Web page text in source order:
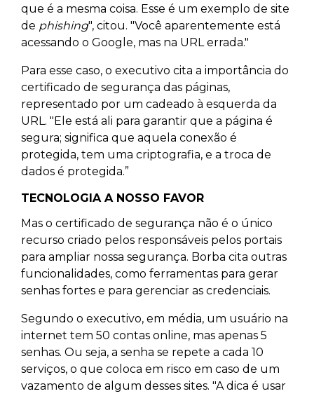
que é a mesma coisa. Esse é um exemplo de site
de phishing", citou. "Você aparentemente está
acessando o Google, mas na URL errada."
Para esse caso, o executivo cita a importância do
certificado de segurança das páginas,
representado por um cadeado à esquerda da
URL. "Ele está ali para garantir que a página é
segura; significa que aquela conexão é
protegida, tem uma criptografia, e a troca de
dados é protegida.”
TECNOLOGIA A NOSSO FAVOR
Mas o certificado de segurança não é o único
recurso criado pelos responsáveis pelos portais
para ampliar nossa segurança. Borba cita outras
funcionalidades, como ferramentas para gerar
senhas fortes e para gerenciar as credenciais.
Segundo o executivo, em média, um usuário na
internet tem 50 contas online, mas apenas 5
senhas. Ou seja, a senha se repete a cada 10
serviços, o que coloca em risco em caso de um
vazamento de algum desses sites. "A dica é usar